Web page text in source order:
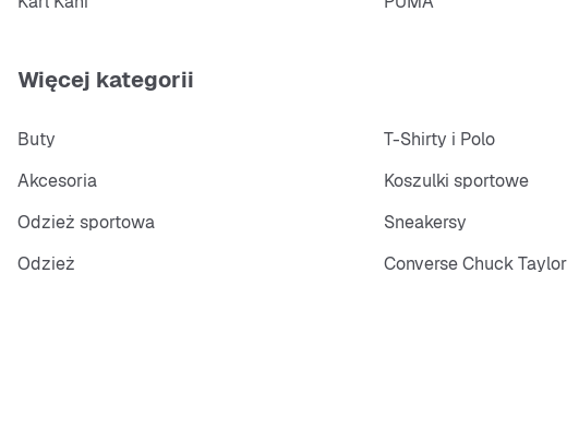
Więcej kategorii
Buty T-Shirty i Polo
Akcesoria
Koszulki sportowe
Odzież sportowa
Sneakersy
Odzież
Converse Chuck Taylor